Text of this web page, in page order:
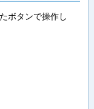
ボタンで操作し